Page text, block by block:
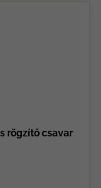
rögzítő csavar